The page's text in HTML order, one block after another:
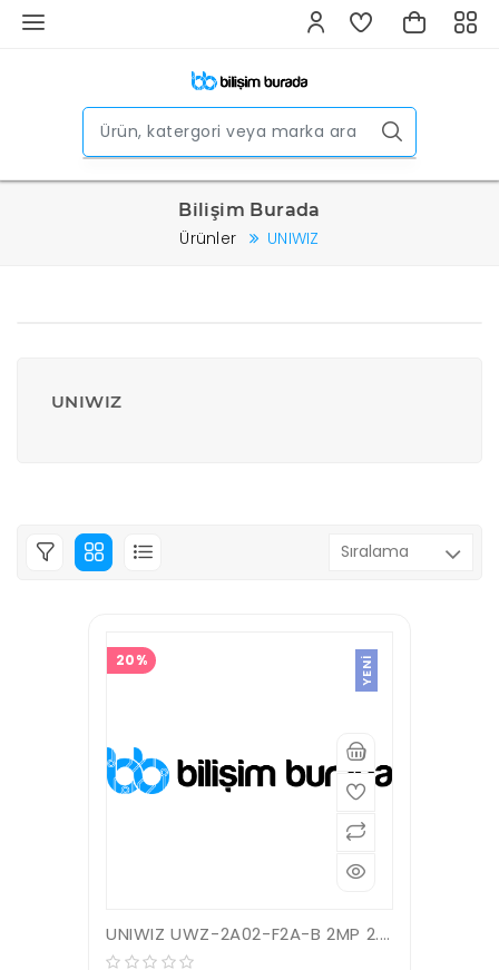
Bilişim Burada
Ürünler UNIWIZ
UNIWIZ
20% YENI
UNIWIZ UWZ-2A02-F2A-B 2MP 2.8MM 20MT IP67 AHD IR BULLET KAMERA